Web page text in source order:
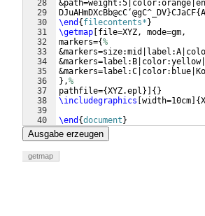
28
29
30
31
32
33
34
35
36
37
38
39
40
DJuAHmDXcBb@cC‘@gC^_DV}CJaCF{
\end { filecontents* }
\getmap file=XYZ, mode=gm,
markers={%
} ,%
pathfile={XYZ.epl }] { }
\includegraphics width=10cm {
\end {document }
Ausgabe erzeugen
getmap